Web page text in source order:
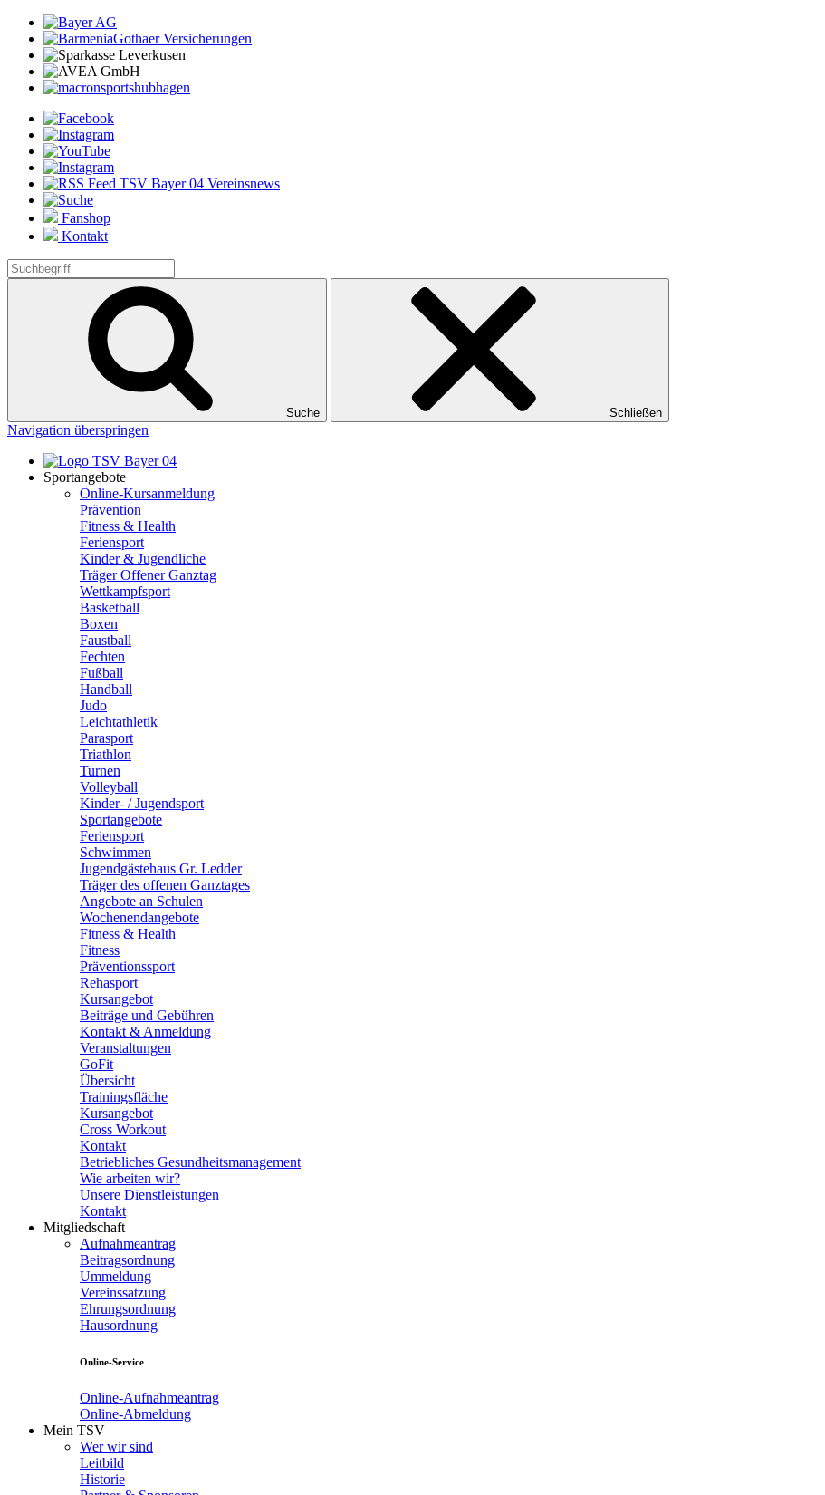
Fanshop
Kontakt
Suche Schließen
Navigation überspringen
Sportangebote
Online-Kursanmeldung
Prävention
Fitness & Health
Feriensport
Kinder & Jugendliche
Träger Offener Ganztag
Wettkampfsport
Basketball
Boxen
Faustball
Fechten
Fußball
Handball
Judo
Leichtathletik
Parasport
Triathlon
Turnen
Volleyball
Kinder- / Jugendsport
Sportangebote
Feriensport
Schwimmen
Jugendgästehaus Gr. Ledder
Träger des offenen Ganztages
Angebote an Schulen
Wochenendangebote
Fitness & Health
Fitness
Präventionssport
Rehasport
Kursangebot
Beiträge und Gebühren
Kontakt & Anmeldung
Veranstaltungen
GoFit
Übersicht
Trainingsfläche
Kursangebot
Cross Workout
Kontakt
Betriebliches Gesundheitsmanagement
Wie arbeiten wir?
Unsere Dienstleistungen
Kontakt
Mitgliedschaft
Aufnahmeantrag
Beitragsordnung
Ummeldung
Vereinssatzung
Ehrungsordnung
Hausordnung
Online-Service
Online-Aufnahmeantrag
Online-Abmeldung
Mein TSV
Wer wir sind
Leitbild
Historie